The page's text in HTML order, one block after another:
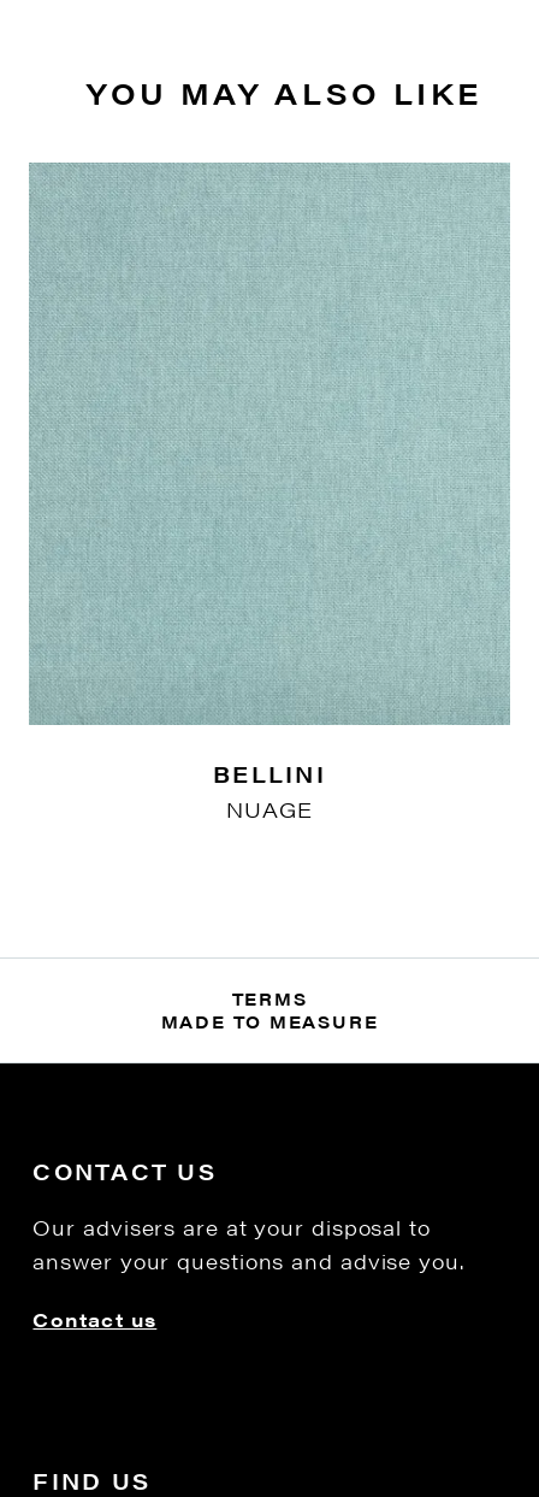
YOU MAY ALSO LIKE
BELLINI
NUAGE
TERMS
MADE TO MEASURE
CONTACT US
Our advisers are at your disposal to
answer your questions and advise you.
Contact us
FIND US